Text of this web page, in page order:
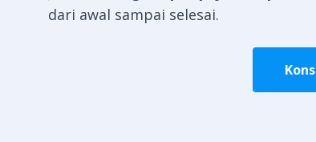
dari awal sampai selesai.